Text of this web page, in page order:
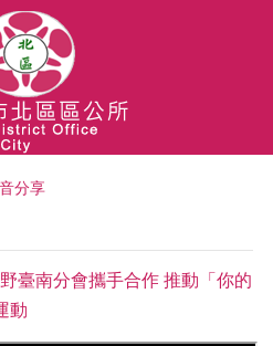
分享
臺南分會攜手合作 推動「你的
動